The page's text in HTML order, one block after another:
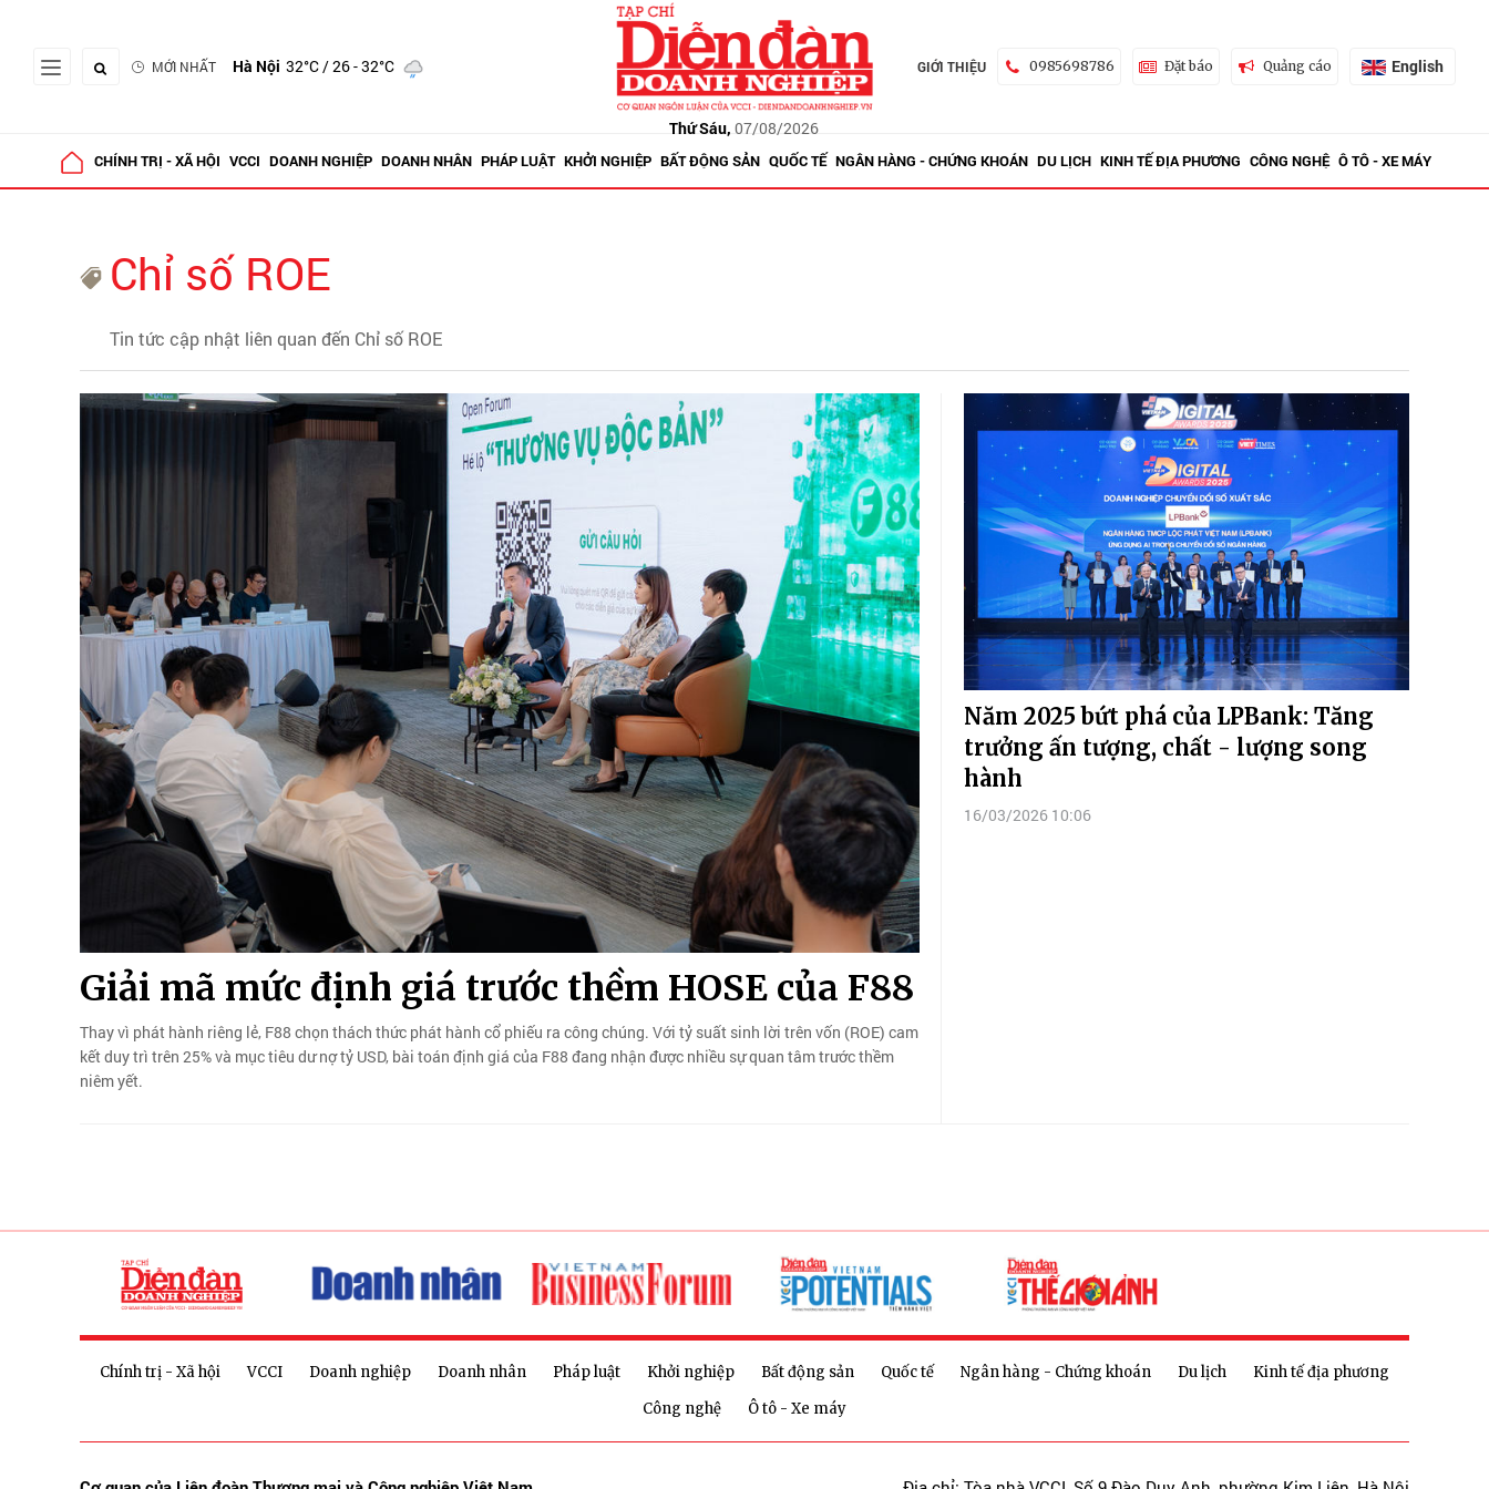
MỚI NHẤT Hà Nội 32°C/ 26 - 32°C
Thứ Sáu, 07/08/2026
GIỚI THIỆU 0985698786 Đặt báo Quảng cáo English
CHÍNH TRỊ - XÃ HỘI VCCI DOANH NGHIỆP DOANH NHÂN PHÁP LUẬT KHỞI NGHIỆP BẤT ĐỘNG SẢN QUỐC TẾ NGÂN HÀNG - CHỨNG KHOÁN DU LỊCH KINH TẾ ĐỊA PHƯƠNG CÔNG NGHỆ Ô TÔ - XE MÁY
Chỉ số ROE
Tin tức cập nhật liên quan đến Chỉ số ROE
Giải mã mức định giá trước thềm HOSE của F88
Thay vì phát hành riêng lẻ, F88 chọn thách thức phát hành cổ phiếu ra công chúng. Với tỷ suất sinh lời trên vốn (ROE) cam
kết duy trì trên 25% và mục tiêu dư nợ tỷ USD, bài toán định giá của F88 đang nhận được nhiều sự quan tâm trước thềm
niêm yết.
Năm 2025 bứt phá của LPBank: Tăng
trưởng ấn tượng, chất - lượng song
hành
16/03/2026 10:06
Chính trị - Xã hội VCCI Doanh nghiệp Doanh nhân Pháp luật Khởi nghiệp Bất động sản Quốc tế Ngân hàng - Chứng khoán Du lịch
Kinh tế địa phương
Công nghệ
Ô tô - Xe máy